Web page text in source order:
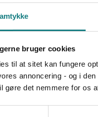
bruger cookies
til at sitet kan fungere
annoncering - og i
gøre det nemmere for os